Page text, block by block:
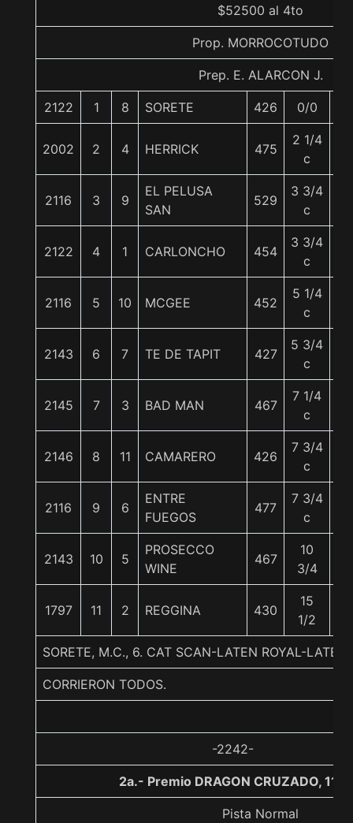
$52500 al 4to
Prop. MORROCOTUDO
Prep. E. ALARCON J.
2122 1 8 SORETE 426 0/0
2002 2 4 HERRICK 475
2 1/4
c
2116 3 9
EL PELUSA
SAN
529
3 3/4
c
2122 4 1 CARLONCHO 454
3 3/4
c
2116 5 10 MCGEE 452
5 1/4
c
2143 6 7 TE DE TAPIT 427
5 3/4
c
2145 7 3 BAD MAN 467
7 1/4
c
2146 8 11 CAMARERO 426
7 3/4
c
2116 9 6
ENTRE
FUEGOS
477
7 3/4
c
2143 10 5
PROSECCO
WINE
467
10
3/4
1797 11 2 REGGINA 430
15
1/2
SORETE, M.C., 6. CAT SCAN-LATEN ROYAL-
CORRIERON TODOS.
-2242-
2a.- Premio DRAGON CRUZADO,
Pista Normal